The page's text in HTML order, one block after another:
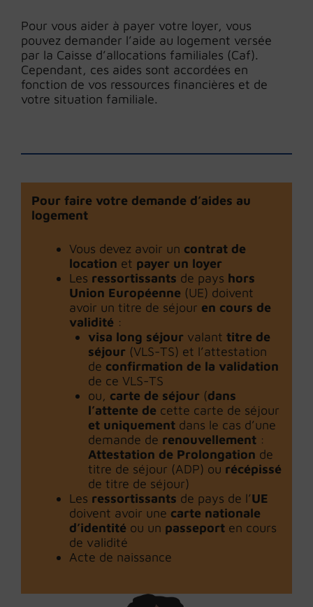
Pour vous aider à payer votre loyer, vous
pouvez demander l’aide au logement versée
par la Caisse d’allocations familiales (Caf).
Cependant, ces aides sont accordées en
fonction de vos ressources financières et de
votre situation familiale.
Pour faire votre demande d’aides au
logement
Vous devez avoir un contrat de
location et payer un loyer
Les ressortissants de pays hors
Union Européenne (UE) doivent
avoir un titre de séjour en cours de
validité :
visa long séjour valant titre de
séjour (VLS-TS) et l’attestation
de confirmation de la validation
de ce VLS-TS
ou, carte de séjour (dans
l’attente de cette carte de séjour
et uniquement dans le cas d’une
demande de renouvellement :
Attestation de Prolongation de
titre de séjour (ADP) ou récépissé
de titre de séjour)
Les ressortissants de pays de l’UE
doivent avoir une carte nationale
d’identité ou un passeport en cours
de validité
Acte de naissance